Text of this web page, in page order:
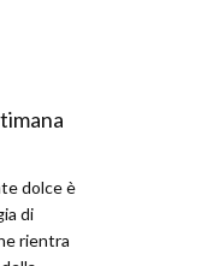
dolce è
di
rientra